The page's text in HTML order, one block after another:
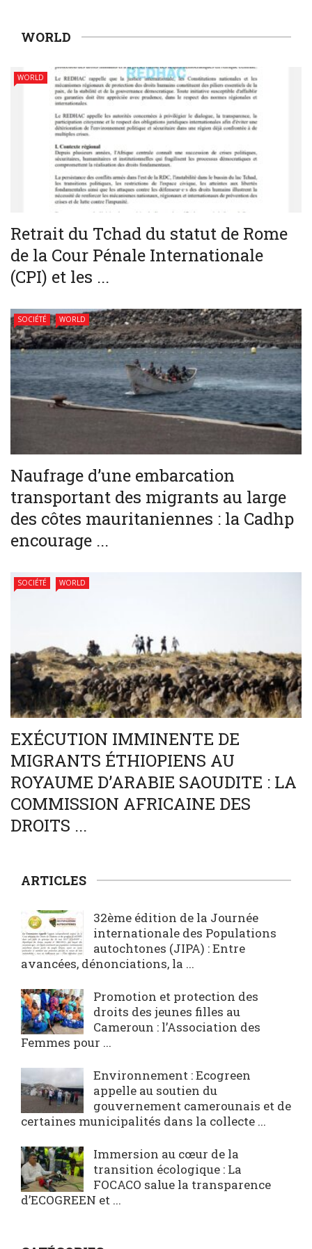
WORLD
WORLD
Retrait du Tchad du statut de Rome
de la Cour Pénale Internationale
(CPI) et les ...
SOCIÉTÉ WORLD
Naufrage d’une embarcation
transportant des migrants au large
des côtes mauritaniennes : la Cadhp
encourage ...
SOCIÉTÉ WORLD
EXÉCUTION IMMINENTE DE
MIGRANTS ÉTHIOPIENS AU
ROYAUME D’ARABIE SAOUDITE : LA
COMMISSION AFRICAINE DES
DROITS ...
ARTICLES
32ème édition de la Journée
internationale des Populations
autochtones (JIPA) : Entre
avancées, dénonciations, la ...
Promotion et protection des
droits des jeunes filles au
Cameroun : l’Association des
Femmes pour ...
Environnement : Ecogreen
appelle au soutien du
gouvernement camerounais et de
certaines municipalités dans la collecte ...
Immersion au cœur de la
transition écologique : La
FOCACO salue la transparence
d’ECOGREEN et ...